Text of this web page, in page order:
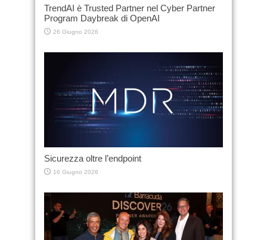
TrendAI è Trusted Partner nel Cyber Partner
Program Daybreak di OpenAI
26 Giugno 2026
Sicurezza oltre l’endpoint
16 Giugno 2026